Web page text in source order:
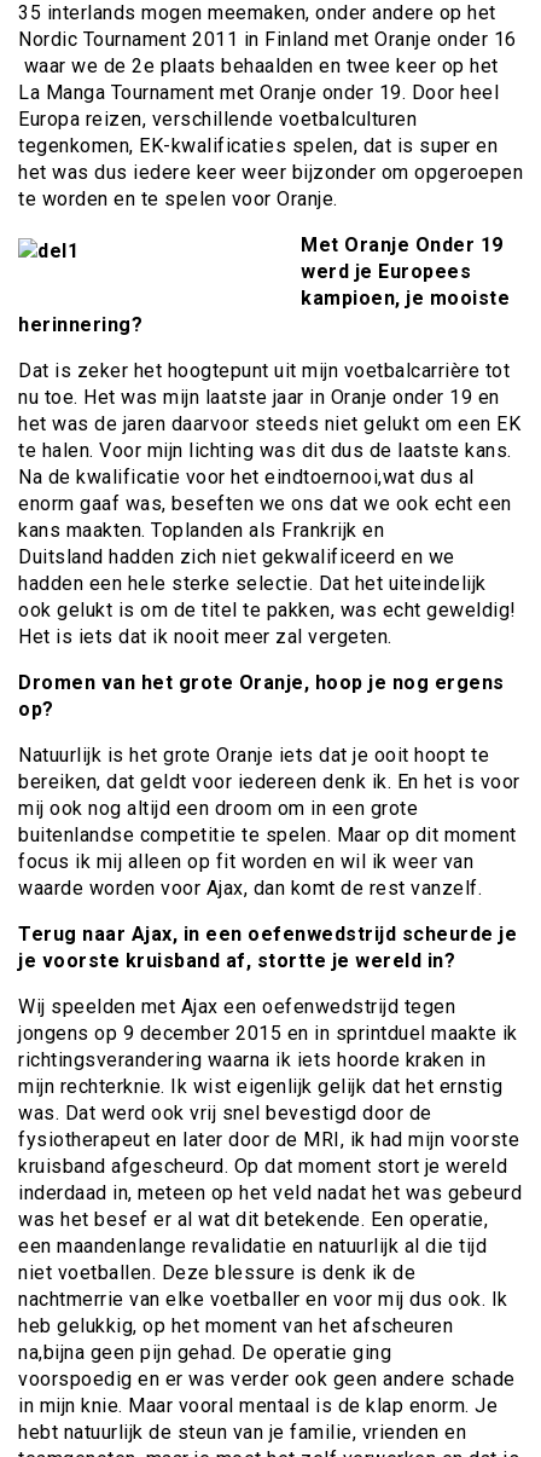
35 interlands mogen meemaken, onder andere op het
Nordic Tournament 2011 in Finland met Oranje onder 16
waar we de 2e plaats behaalden en twee keer op het
La Manga Tournament met Oranje onder 19. Door heel
Europa reizen, verschillende voetbalculturen
tegenkomen, EK-kwalificaties spelen, dat is super en
het was dus iedere keer weer bijzonder om opgeroepen
te worden en te spelen voor Oranje.
Met Oranje Onder 19
werd je Europees
kampioen, je mooiste
herinnering?
Dat is zeker het hoogtepunt uit mijn voetbalcarrière tot
nu toe. Het was mijn laatste jaar in Oranje onder 19 en
het was de jaren daarvoor steeds niet gelukt om een EK
te halen. Voor mijn lichting was dit dus de laatste kans.
Na de kwalificatie voor het eindtoernooi,wat dus al
enorm gaaf was, beseften we ons dat we ook echt een
kans maakten. Toplanden als Frankrijk en
Duitsland hadden zich niet gekwalificeerd en we
hadden een hele sterke selectie. Dat het uiteindelijk
ook gelukt is om de titel te pakken, was echt geweldig!
Het is iets dat ik nooit meer zal vergeten.
Dromen van het grote Oranje, hoop je nog ergens
op?
Natuurlijk is het grote Oranje iets dat je ooit hoopt te
bereiken, dat geldt voor iedereen denk ik. En het is voor
mij ook nog altijd een droom om in een grote
buitenlandse competitie te spelen. Maar op dit moment
focus ik mij alleen op fit worden en wil ik weer van
waarde worden voor Ajax, dan komt de rest vanzelf.
Terug naar Ajax, in een oefenwedstrijd scheurde je
je voorste kruisband af, stortte je wereld in?
Wij speelden met Ajax een oefenwedstrijd tegen
jongens op 9 december 2015 en in sprintduel maakte ik
richtingsverandering waarna ik iets hoorde kraken in
mijn rechterknie. Ik wist eigenlijk gelijk dat het ernstig
was. Dat werd ook vrij snel bevestigd door de
fysiotherapeut en later door de MRI, ik had mijn voorste
kruisband afgescheurd. Op dat moment stort je wereld
inderdaad in, meteen op het veld nadat het was gebeurd
was het besef er al wat dit betekende. Een operatie,
een maandenlange revalidatie en natuurlijk al die tijd
niet voetballen. Deze blessure is denk ik de
nachtmerrie van elke voetballer en voor mij dus ook. Ik
heb gelukkig, op het moment van het afscheuren
na,bijna geen pijn gehad. De operatie ging
voorspoedig en er was verder ook geen andere schade
in mijn knie. Maar vooral mentaal is de klap enorm. Je
hebt natuurlijk de steun van je familie, vrienden en